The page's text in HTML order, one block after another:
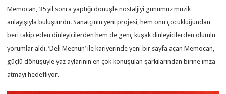
Memocan, 35 yıl sonra yaptığı dönüşle nostaljiyi günümüz müzik
anlayışıyla buluşturdu. Sanatçının yeni projesi, hem onu çocukluğundan
beri takip eden dinleyicilerden hem de genç kuşak dinleyicilerden olumlu
yorumlar aldı. ‘Deli Mecnun’ ile kariyerinde yeni bir sayfa açan Memocan,
güçlü dönüşüyle yaz aylarının en çok konuşulan şarkılarından birine imza
atmayı hedefliyor.